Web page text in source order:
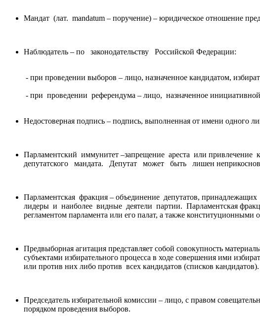
Мандат (лат. mandatum – поручение) – юридическое отношение
Наблюдатель – по законодательству Российской Федерации:
- при проведении выборов – лицо, назначенное кандидатом,
- при проведении референдума – лицо, назначенное
Недостоверная подпись – подпись, выполненная от имени одного
Парламентский иммунитет –запрещение ареста или привлечение
депутатского мандата. Депутат может быть лишен
Парламентская фракция – объединение депутатов,
лидеры и наиболее видные деятели партии. Парламентская
регламентом парламента или его палат, а также конституционными
Предвыборная агитация представляет собой совокупность
субъектами избирательного процесса в ходе совершения ими
или против них либо против всех кандидатов (списков кандидатов).
Председатель избирательной комиссии – лицо, с правом
порядком проведения выборов.